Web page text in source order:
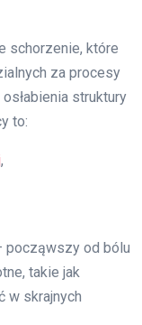
schorzenie, które
za procesy
struktury
to:
,
począwszy od bólu
takie jak
w skrajnych